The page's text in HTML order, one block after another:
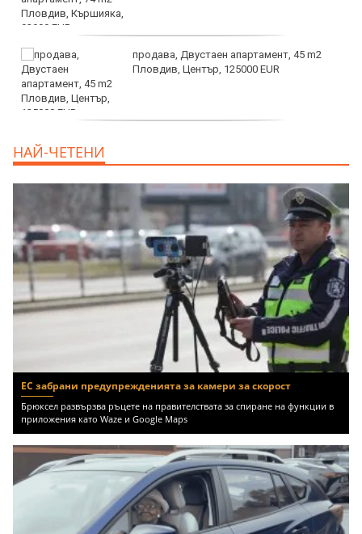
продава, Двустаен апартамент, 45 m2
Пловдив, Център, 125000 EUR
НАЙ-ЧЕТЕНИ
ЕС забрани предупрежденията за камери за скорост
Брюксел развързва ръцете на правителствата за спиране на функции в
приложения като Waze и Google Maps